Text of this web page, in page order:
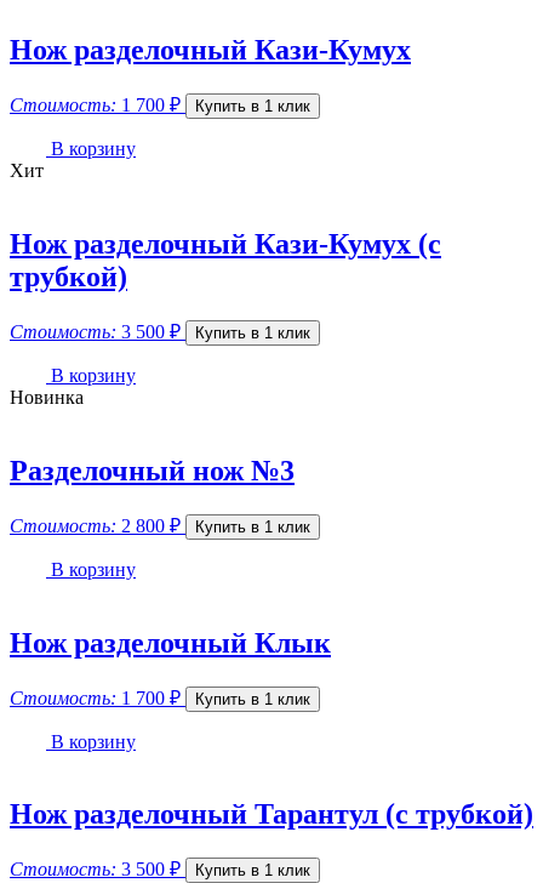
Нож разделочный Кази-Кумух
Стоимость: 1 700 ₽ Купить в 1 клик
В корзину
Хит
Нож разделочный Кази-Кумух (с
трубкой)
Стоимость: 3 500 ₽ Купить в 1 клик
В корзину
Новинка
Разделочный нож №3
Стоимость: 2 800 ₽ Купить в 1 клик
В корзину
Нож разделочный Клык
Стоимость: 1 700 ₽ Купить в 1 клик
В корзину
Нож разделочный Тарантул (с трубкой)
Стоимость: 3 500 ₽ Купить в 1 клик